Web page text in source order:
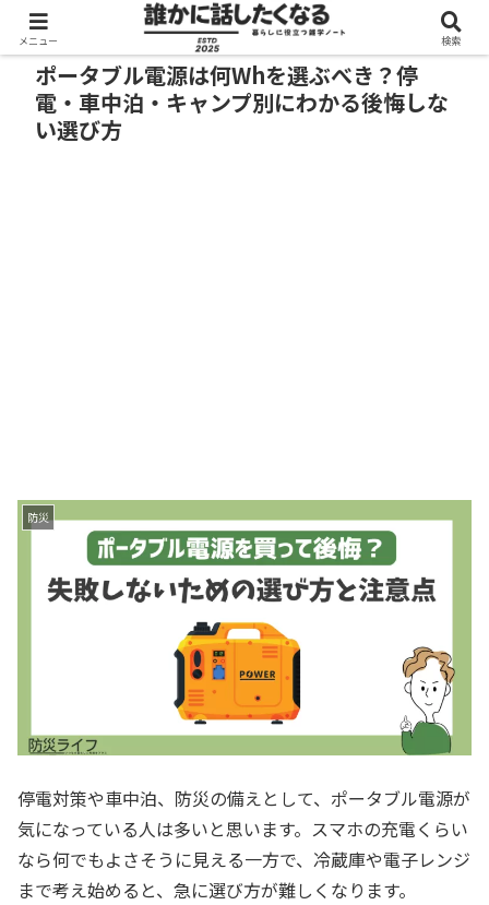
ポータブル電源は何Whを選ぶべき？停
電・車中泊・キャンプ別にわかる後悔しな
い選び方
防災
停電対策や車中泊、防災の備えとして、ポータブル電源が
気になっている人は多いと思います。スマホの充電くらい
なら何でもよさそうに見える一方で、冷蔵庫や電子レンジ
まで考え始めると、急に選び方が難しくなります。
メニュー 検索